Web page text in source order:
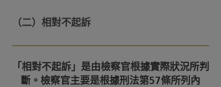
（二）相對不起訴
「相對不起訴」是由檢察官根據實際狀況所判
斷。檢察官主要是根據刑法第57條所列內